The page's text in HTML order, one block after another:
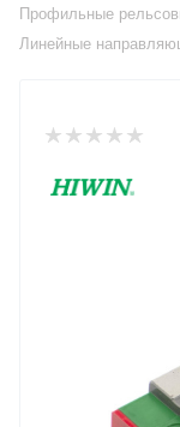
Профильные
Линейные